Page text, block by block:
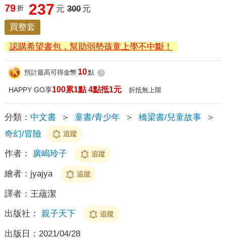
79 折 237 元 300 元
買整套
認購希望書包，幫助弱勢孩童上學不中斷！
預計最高可得金幣 10點 ?
HAPPY GO享100累1點 4點抵1元 折抵無上限
分類： 中文書 ＞ 童書/青少年 ＞ 橋梁書/兒童故事
＞
奇幻/冒險
追蹤
作者： 廣嶋玲子 追蹤
繪者： jyajya 追蹤
譯者： 王蘊潔
出版社： 親子天下 追蹤
出版日： 2021/04/28